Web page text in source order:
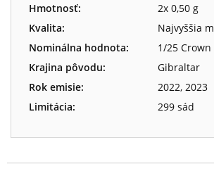
Hmotnosť:
2x 0,50 g
Kvalita:
Najvyššia
Nominálna hodnota:
1/25 Crown
Krajina pôvodu:
Gibraltar
Rok emisie:
2022, 2023
Limitácia:
299 sád